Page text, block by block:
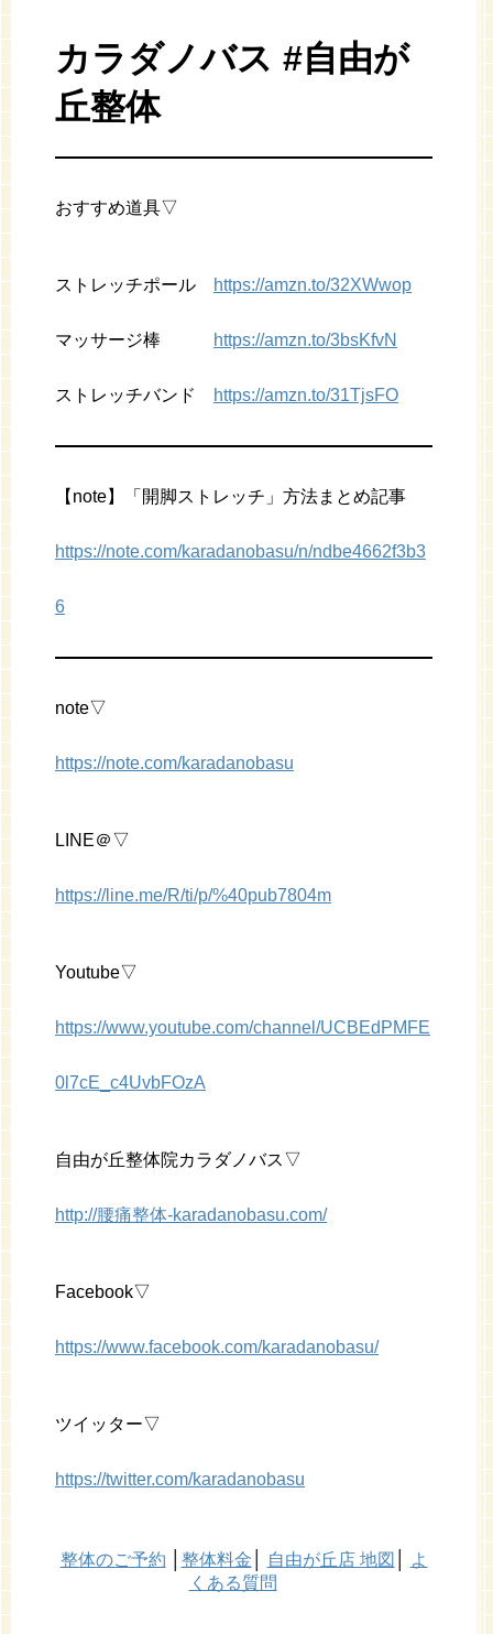
カラダノバス #自由が
丘整体
おすすめ道具▽
ストレッチポール https://amzn.to/32XWwop
マッサージ棒 https://amzn.to/3bsKfvN
ストレッチバンド https://amzn.to/31TjsFO
【note】「開脚ストレッチ」方法まとめ記事
https://note.com/karadanobasu/n/ndbe4662f3b3
6
note▽
https://note.com/karadanobasu
LINE＠▽
https://line.me/R/ti/p/%40pub7804m
Youtube▽
https://www.youtube.com/channel/UCBEdPMFE
0l7cE_c4UvbFOzA
自由が丘整体院カラダノバス▽
http://腰痛整体-karadanobasu.com/
Facebook▽
https://www.facebook.com/karadanobasu/
ツイッター▽
https://twitter.com/karadanobasu
整体のご予約 整体料金 自由が丘店 地図
よ
くある質問